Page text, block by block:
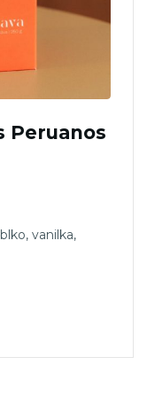
Peruanos
vanilka,